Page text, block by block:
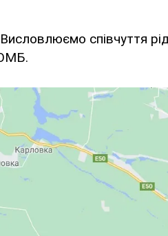
співчуття